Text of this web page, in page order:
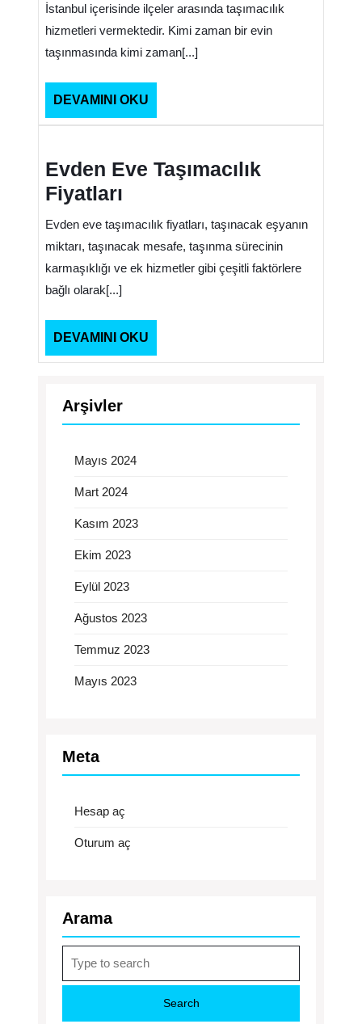
İstanbul içerisinde ilçeler arasında taşımacılık
hizmetleri vermektedir. Kimi zaman bir evin
taşınmasında kimi zaman[...]
DEVAMINI OKU
OKU
Taşımacılık
Fiyatları
Evden Eve Taşımacılık
Fiyatları
Evden eve taşımacılık fiyatları, taşınacak eşyanın
miktarı, taşınacak mesafe, taşınma sürecinin
karmaşıklığı ve ek hizmetler gibi çeşitli faktörlere
bağlı olarak[...]
DEVAMINI OKU
OKU
Arşivler
Mayıs 2024
Mart 2024
Kasım 2023
Ekim 2023
Eylül 2023
Ağustos 2023
Temmuz 2023
Mayıs 2023
Meta
Hesap aç
Oturum aç
Arama
for: